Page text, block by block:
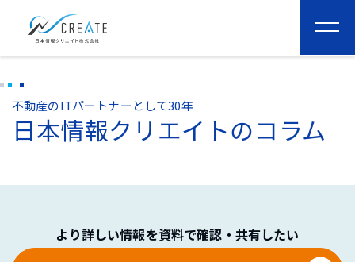
不動産のITパートナーとして30年
日本情報クリエイトのコラム
より詳しい情報を資料で確認・共有したい